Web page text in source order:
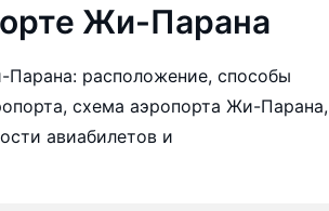
Жи-Парана
расположение, способы
схема аэропорта Жи-Парана,
авиабилетов и